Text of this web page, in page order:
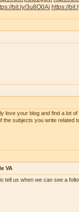
bit.ly/3u8O0Ai https://
love your blog and find a lot
the subjects you write related
VA
tell us when we can see a